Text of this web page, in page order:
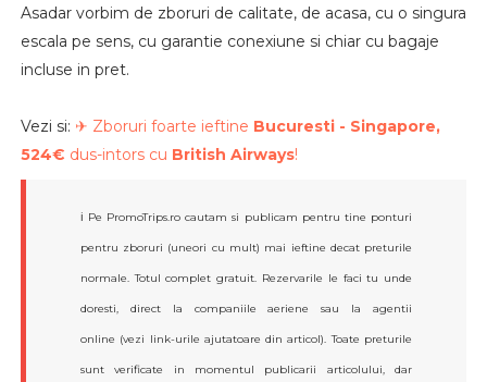
Asadar vorbim de zboruri de calitate, de acasa, cu o singura
escala pe sens, cu garantie conexiune si chiar cu bagaje
incluse in pret.
Vezi si: ✈ Zboruri foarte ieftine Bucuresti - Singapore,
524€ dus-intors cu British Airways!
ℹ️ Pe PromoTrips.ro cautam si publicam pentru tine ponturi
pentru zboruri (uneori cu mult) mai ieftine decat preturile
normale. Totul complet gratuit. Rezervarile le faci tu unde
doresti, direct la companiile aeriene sau la agentii
online (vezi link-urile ajutatoare din articol). Toate preturile
sunt verificate in momentul publicarii articolului, dar